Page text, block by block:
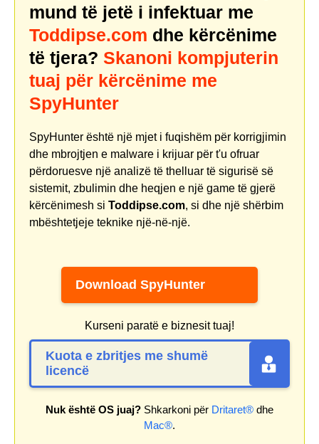
mund të jetë i infektuar me
Toddipse.com dhe kërcënime
të tjera? Skanoni kompjuterin
tuaj për kërcënime me
SpyHunter
SpyHunter është një mjet i fuqishëm për korrigjimin
dhe mbrojtjen e malware i krijuar për t'u ofruar
përdoruesve një analizë të thelluar të sigurisë së
sistemit, zbulimin dhe heqjen e një game të gjerë
kërcënimesh si Toddipse.com, si dhe një shërbim
mbështetjeje teknike një-në-një.
Download SpyHunter
Kurseni paratë e biznesit tuaj!
Kuota e zbritjes me shumë
licencë
Nuk është OS juaj? Shkarkoni për Dritaret® dhe
Mac®.